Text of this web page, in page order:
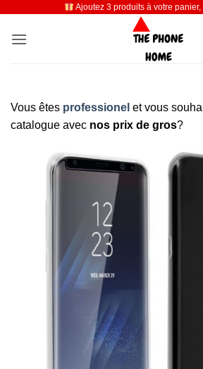
contenu
Ajoutez 3 produits à votre
Vous êtes professionel et vous
catalogue avec nos prix de gros?